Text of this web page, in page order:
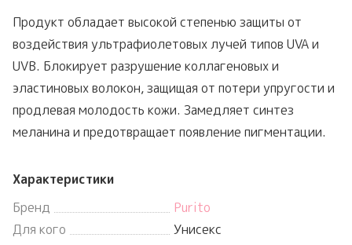
Продукт обладает высокой степенью защиты от
воздействия ультрафиолетовых лучей типов UVA и
UVB. Блокирует разрушение коллагеновых и
эластиновых волокон, защищая от потери упругости и
продлевая молодость кожи. Замедляет синтез
меланина и предотвращает появление пигментации.
Характеристики
Бренд
Purito
Для кого
Унисекс